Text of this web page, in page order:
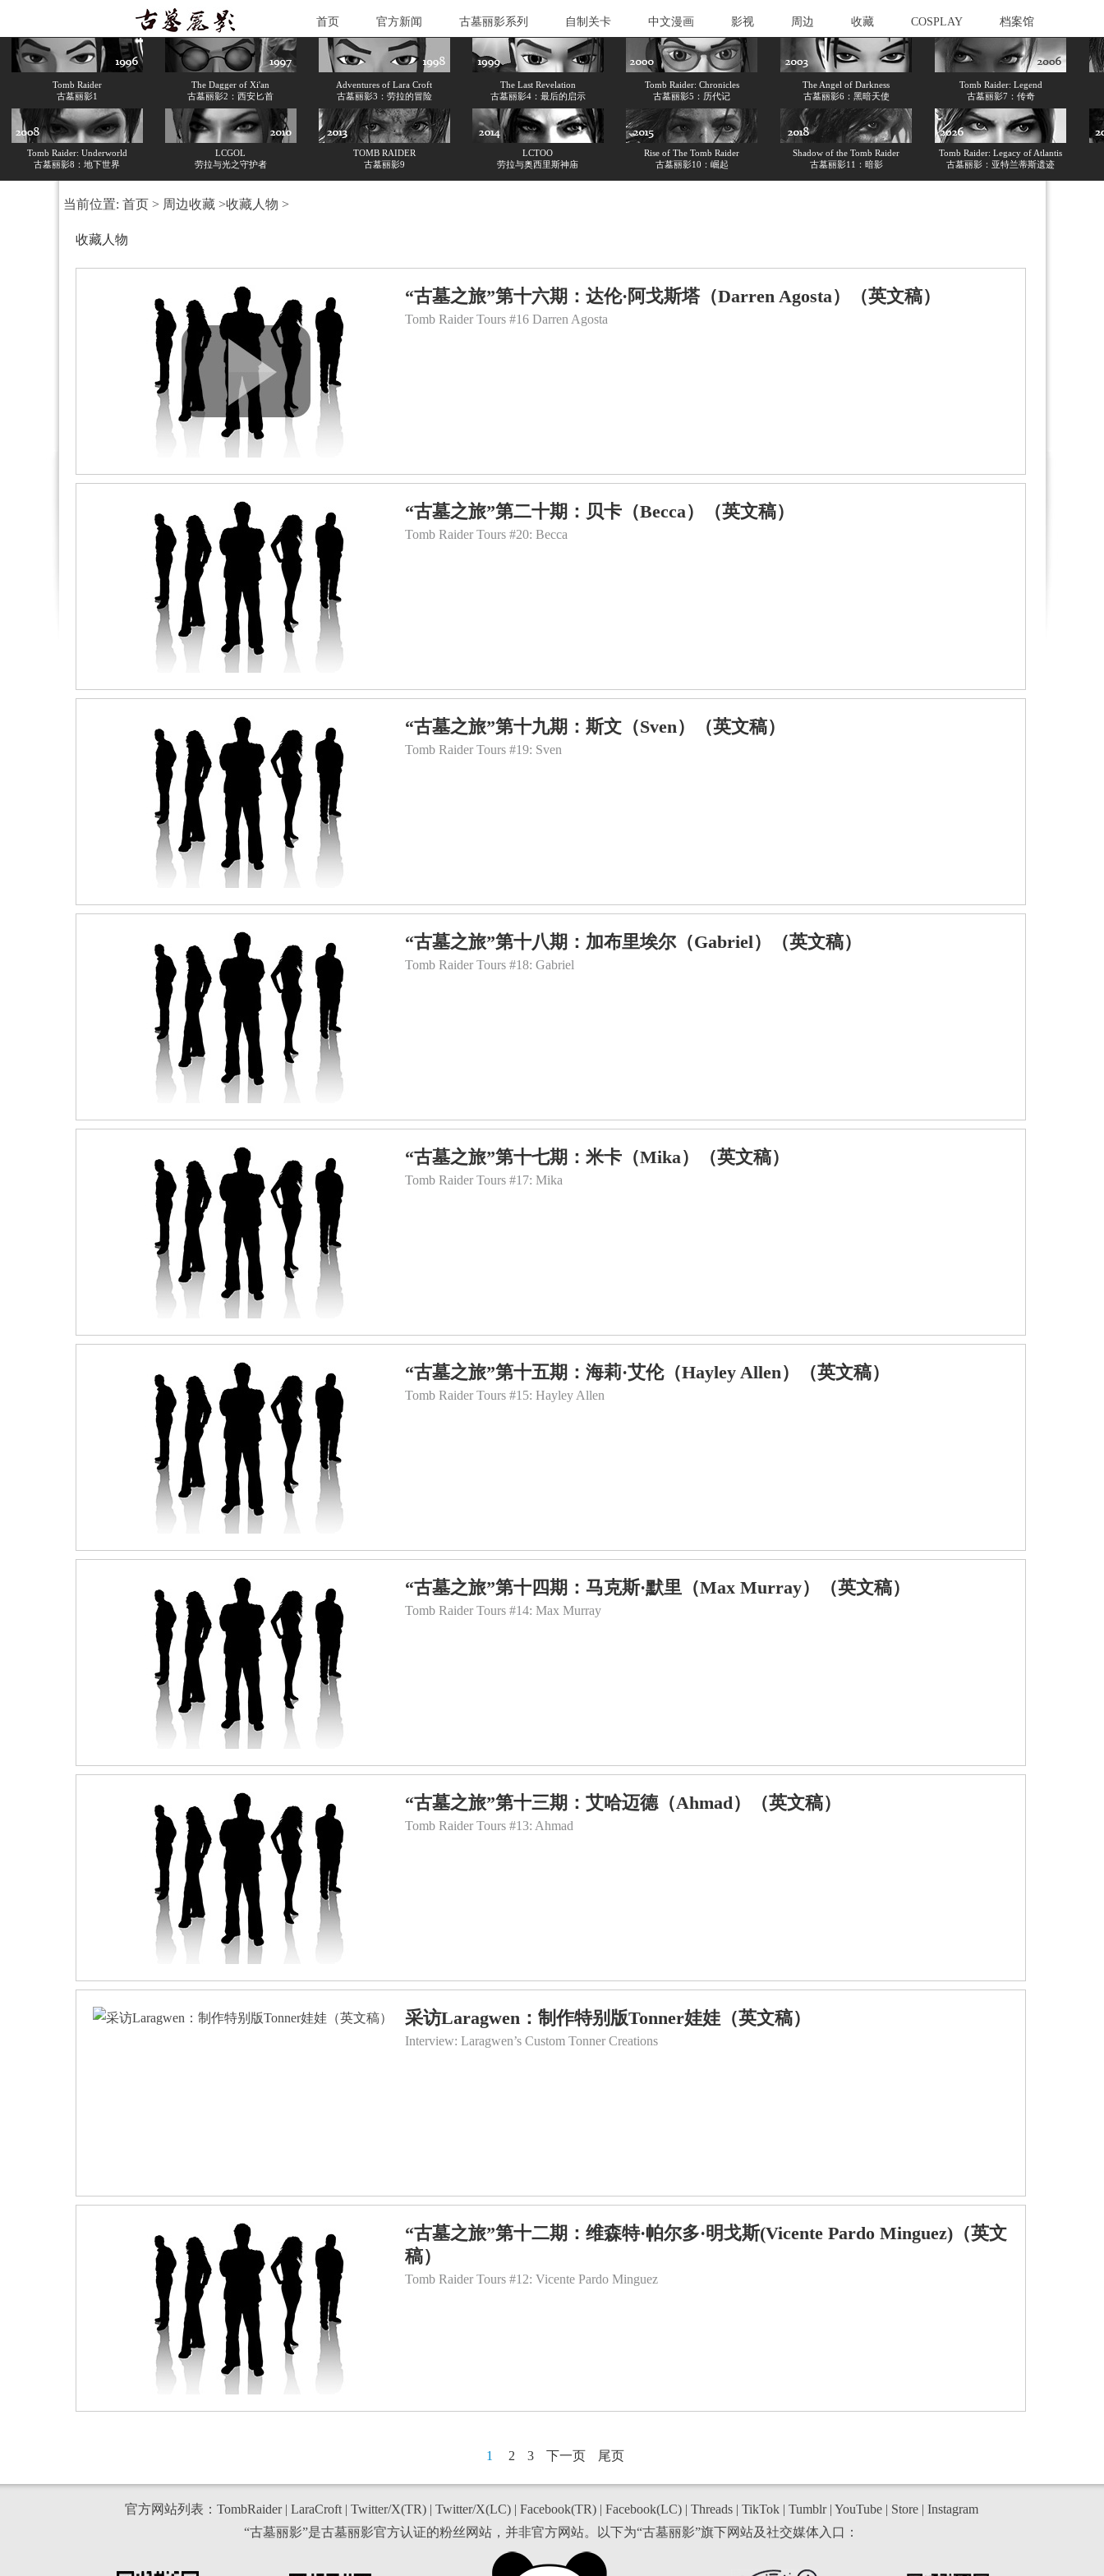
首页 官方新闻 古墓丽影系列 自制关卡 中文漫画 影视 周边 收藏 COSPLAY 档案馆
Tomb Raider
古墓丽影1
The Dagger of Xi'an
古墓丽影2：西安匕首
Adventures of Lara Croft
古墓丽影3：劳拉的冒险
The Last Revelation
古墓丽影4：最后的启示
Tomb Raider: Chronicles
古墓丽影5：历代记
The Angel of Darkness
古墓丽影6：黑暗天使
Tomb Raider: Legend
古墓丽影7：传奇
Tomb Raider: Underworld
古墓丽影8：地下世界
LCGOL
劳拉与光之守护者
TOMB RAIDER
古墓丽影9
LCTOO
劳拉与奥西里斯神庙
Rise of The Tomb Raider
古墓丽影10：崛起
Shadow of the Tomb Raider
古墓丽影11：暗影
Tomb Raider: Legacy of Atlantis
古墓丽影：亚特兰蒂斯遗迹
当前位置: 首页 > 周边收藏 >收藏人物 >
收藏人物
“古墓之旅”第十六期：达伦·阿戈斯塔（Darren Agosta）（英文稿）
Tomb Raider Tours #16 Darren Agosta
“古墓之旅”第二十期：贝卡（Becca）（英文稿）
Tomb Raider Tours #20: Becca
“古墓之旅”第十九期：斯文（Sven）（英文稿）
Tomb Raider Tours #19: Sven
“古墓之旅”第十八期：加布里埃尔（Gabriel）（英文稿）
Tomb Raider Tours #18: Gabriel
“古墓之旅”第十七期：米卡（Mika）（英文稿）
Tomb Raider Tours #17: Mika
“古墓之旅”第十五期：海莉·艾伦（Hayley Allen）（英文稿）
Tomb Raider Tours #15: Hayley Allen
“古墓之旅”第十四期：马克斯·默里（Max Murray）（英文稿）
Tomb Raider Tours #14: Max Murray
“古墓之旅”第十三期：艾哈迈德（Ahmad）（英文稿）
Tomb Raider Tours #13: Ahmad
采访Laragwen：制作特别版Tonner娃娃（英文稿）
Interview: Laragwen’s Custom Tonner Creations
“古墓之旅”第十二期：维森特·帕尔多·明戈斯(Vicente Pardo Minguez)（英文
稿）
Tomb Raider Tours #12: Vicente Pardo Minguez
1 2 3 下一页 尾页
官方网站列表： TombRaider| LaraCroft| Twitter/X(TR)| Twitter/X(LC)| Facebook(TR)| Facebook(LC)| Threads| TikTok| Tumblr| YouTube| Store| Instagram
“古墓丽影”是古墓丽影官方认证的粉丝网站，并非官方网站。以下为“古墓丽影”旗下网站及社交媒体入口：